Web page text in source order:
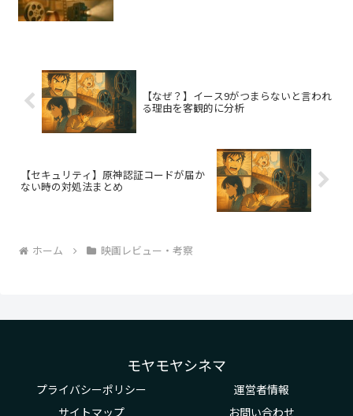
【なぜ？】イース9がつまらないと言われ
る理由を客観的に分析
【セキュリティ】原神認証コードが届か
ない時の対処法まとめ
ホーム 映画レビュー・考察
モヤモヤシネマ
プライバシーポリシー
運営者情報
サイトマップ
お問い合わせ